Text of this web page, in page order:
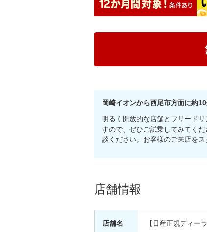
岡崎イオンから西尾市方面に約
明るく開放的な店舗とフリード
すので、ぜひご試乗してみてく
談ください。お客様のご来店をス
店舗情報
店舗名 【日産正規ディ